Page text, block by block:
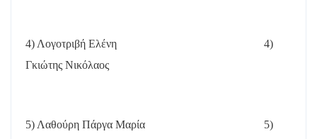
4) Λογοτριβή Ελένη
4)
Γκιώτης Νικόλαος
5) Λαθούρη Πάργα Μαρία
5)